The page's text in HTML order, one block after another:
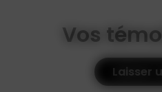
Vos
Laisser